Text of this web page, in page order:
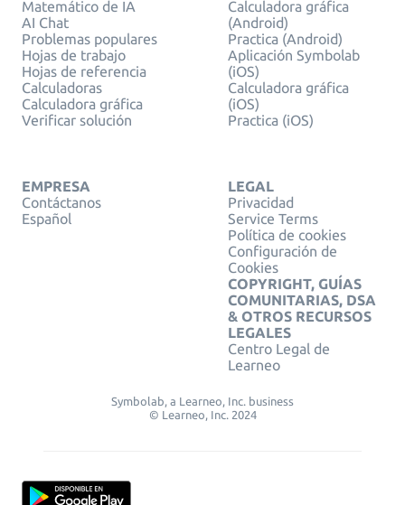
Matemático de IA
AI Chat
Problemas populares
Hojas de trabajo
Hojas de referencia
Calculadoras
Calculadora gráfica
Verificar solución
Calculadora gráfica
(Android)
Practica (Android)
Aplicación Symbolab
(iOS)
Calculadora gráfica
(iOS)
Practica (iOS)
EMPRESA
Contáctanos
Español
LEGAL
Privacidad
Service Terms
Política de cookies
Configuración de
Cookies
COPYRIGHT, GUÍAS
COMUNITARIAS, DSA
& OTROS RECURSOS
LEGALES
Centro Legal de
Learneo
Symbolab, a Learneo, Inc. business
© Learneo, Inc. 2024